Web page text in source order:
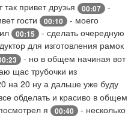
привет друзья 00:07
-
гости
00:10
- моего
00:15
- сделать очередную
для изготовления рамок
- но в общем начиная вот
щас трубочки из
на 20 ну а дальше уже буду
обделать и красиво в общем
я 00:40
- несколько